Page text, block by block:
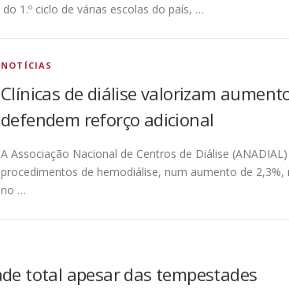
1.º ciclo de várias escolas do país, …
NOTÍCIAS
Clínicas de diálise valorizam
defendem reforço adicional
A Associação Nacional de Centros de Diálise
procedimentos de hemodiálise, num aumento de
no …
total apesar das tempestades